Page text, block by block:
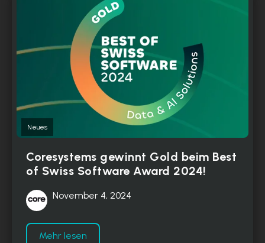
Neues
Coresystems gewinnt Gold beim Best
of Swiss Software Award 2024!
November 4, 2024
Mehr lesen